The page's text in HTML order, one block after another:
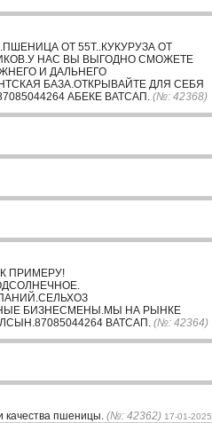
ОТ 55Т..КУКУРУЗА ОТ
НАС ВЫ ВЫГОДНО СМОЖЕТЕ
И ДАЛЬНЕГО
БАЗА.ОТКРЫВАЙТЕ ДЛЯ СЕБЯ
АБЕКЕ ВАТСАП. (№: 42368)
ПРИМЕРУ!
БИЗНЕСМЕНЫ.МЫ НА РЫНКЕ
ВАТСАП. (№: 42364)
качества пшеницы. (№: 42362) 17-01-2025